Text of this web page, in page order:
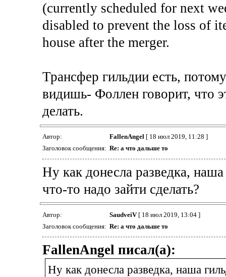
(currently scheduled for next
disabled to prevent the loss of
house after the merger.
Трансфер гильдии есть,
видишь- Фоллен говорит, что
делать.
Автор: FallenAngel[ 18 июл 2019, 11:28 ]
Заголовок сообщения: Re: а что дальше то
Ну как донесла разведка,
что-то надо зайти сделать?
Автор: SaudveiV[ 18 июл 2019, 13:04 ]
Заголовок сообщения: Re: а что дальше то
FallenAngel писал(а):
Ну как донесла разведка, наша